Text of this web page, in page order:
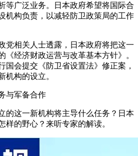
等广泛业务。日本政府希望将国际合
机构负责，以减轻防卫政策局的工作
相关人士透露，日本政府将把这一
《经济财政运营与改革基本方针》。
国会提交《防卫省设置法》修正案，
机构的设立。
军备合作
这一新机构将主导什么任务？日本
样的野心？来听专家的解读。